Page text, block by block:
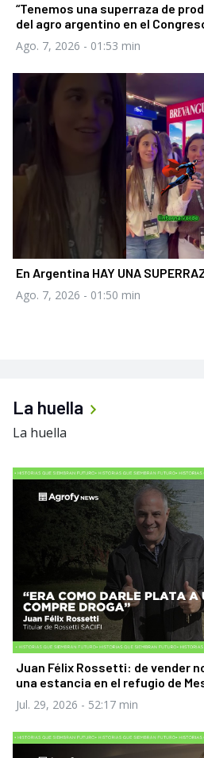
“Tenemos una superraza de
del agro argentino en el
Ago. 7, 2026 - 01:53 min
En Argentina HAY UNA
Ago. 7, 2026 - 01:50 min
La huella
La huella
Juan Félix Rossetti: de vender
una estancia en el refugio de
Jul. 29, 2026 - 52:17 min